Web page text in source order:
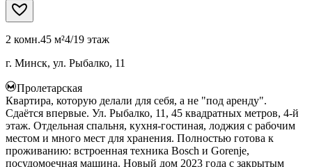
2 комн.45 м²4/19 этаж
г. Минск, ул. Рыбалко, 11
Пролетарская
Квартира, которую делали для себя, а не "под аренду".
Сдаётся впервые. Ул. Рыбалко, 11, 45 квадратных метров, 4-й
этаж. Отдельная спальня, кухня-гостиная, лоджия с рабочим
местом и много мест для хранения. Полностью готова к
проживанию: встроенная техника Bosch и Gorenje,
посудомоечная машина. Новый дом 2023 года с закрытым